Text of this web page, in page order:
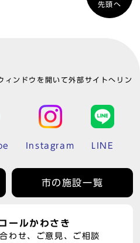
先頭へ
ィンドウを開いて外部サイトへリン
Instagram LINE
市の施設一覧
ールかわさき
わせ、ご意見、ご相談